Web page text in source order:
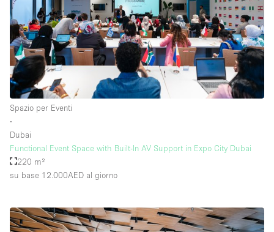
Spazio per Eventi
∙
Dubai
Functional Event Space with Built-In AV Support in Expo City Dubai
220 m²
su base 12.000AED al giorno